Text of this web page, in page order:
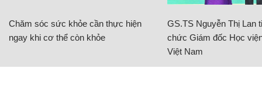
Chăm sóc sức khỏe cần thực hiện
ngay khi cơ thể còn khỏe
GS.TS Nguyễn Thị Lan
chức Giám đốc Học
Việt Nam